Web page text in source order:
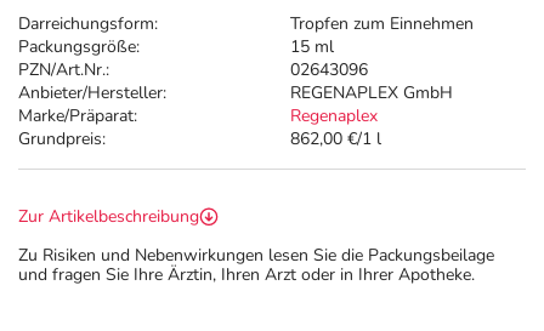
Darreichungsform:
Tropfen zum Einnehmen
Packungsgröße:
15 ml
PZN/Art.Nr.:
02643096
Anbieter/Hersteller:
REGENAPLEX GmbH
Marke/Präparat:
Regenaplex
Grundpreis:
862,00 €/1 l
Zur Artikelbeschreibung
Zu Risiken und Nebenwirkungen lesen Sie die Packungsbeilage
und fragen Sie Ihre Ärztin, Ihren Arzt oder in Ihrer Apotheke.